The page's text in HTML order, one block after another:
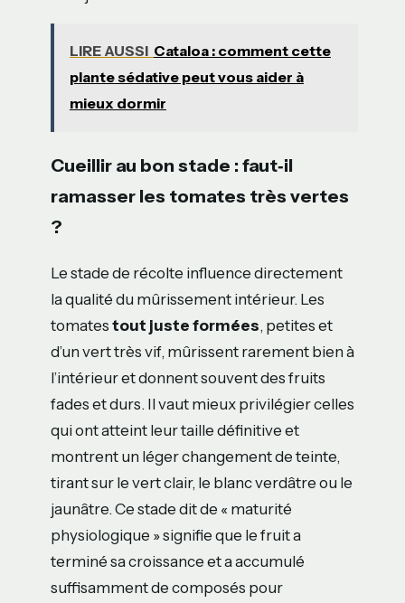
LIRE AUSSI Cataloa : comment cette
plante sédative peut vous aider à
mieux dormir
Cueillir au bon stade : faut‑il
ramasser les tomates très vertes
?
Le stade de récolte influence directement
la qualité du mûrissement intérieur. Les
tomates tout juste formées, petites et
d’un vert très vif, mûrissent rarement bien à
l’intérieur et donnent souvent des fruits
fades et durs. Il vaut mieux privilégier celles
qui ont atteint leur taille définitive et
montrent un léger changement de teinte,
tirant sur le vert clair, le blanc verdâtre ou le
jaunâtre. Ce stade dit de « maturité
physiologique » signifie que le fruit a
terminé sa croissance et a accumulé
suffisamment de composés pour